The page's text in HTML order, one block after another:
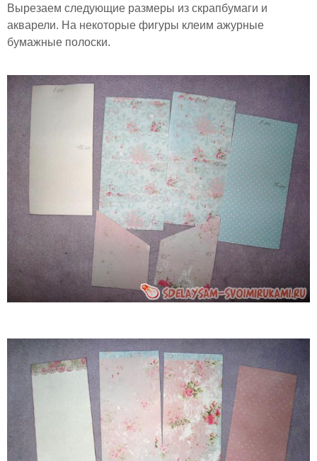
Вырезаем следующие размеры из скрапбумаги и
акварели. На некоторые фигуры клеим ажурные
бумажные полоски.